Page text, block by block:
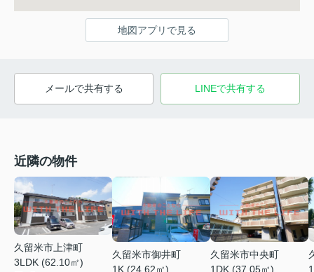
地図アプリで見る
メールで共有する LINEで共有する
近隣の物件
久留米市上津町
3LDK (62.10㎡)
久留米市御井町
1K (24.62㎡)
久留米市中央町
1DK (37.05㎡)